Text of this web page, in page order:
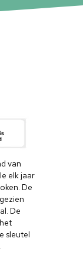
van
elk jaar
De
De
sleutel